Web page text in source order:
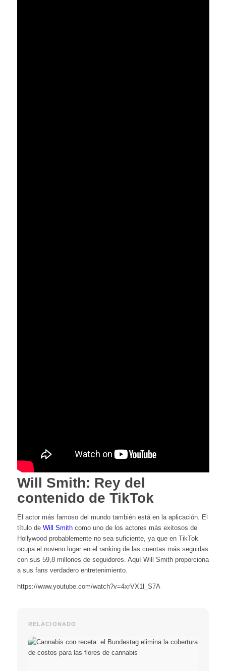
Will Smith: Rey del
contenido de TikTok
El actor más famoso del mundo también está en la aplicación. El
título de Will Smithcomo uno de los actores más exitosos de
Hollywood probablemente no sea suficiente, ya que en TikTok
ocupa el noveno lugar en el ranking de las cuentas más seguidas
con sus 59,8 millones de seguidores. Aquí Will Smith proporciona
a sus fans verdadero entretenimiento.
https://www.youtube.com/watch?v=4xrVX1l_S7A
RELACIONADO